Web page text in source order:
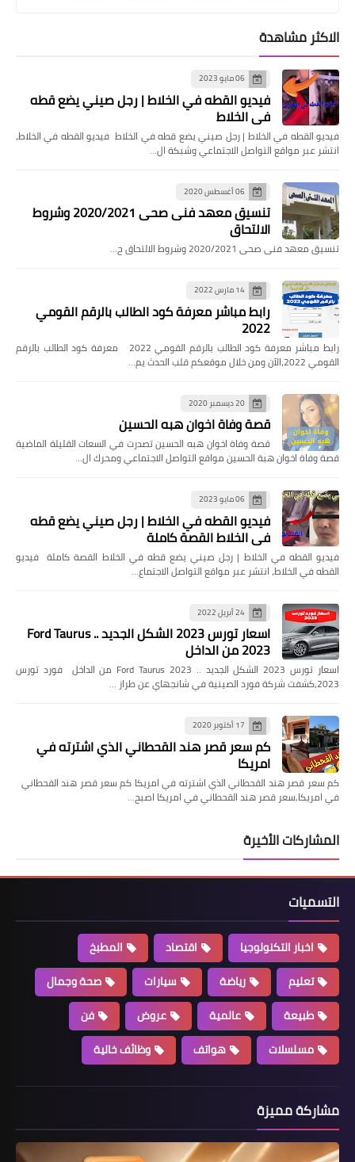
الاكثر مشاهدة
06 مايو 2023
فيديو القطه في الخلاط | رجل صيني يضع قطه
في الخلاط
فيديو القطه في الخلاط | رجل صيني يضع قطه في الخلاط فيديو القطه في الخلاط،
انتشر عبر مواقع التواصل الاجتماعي وشبكة ال…
06 أغسطس 2020
تنسيق معهد فنى صحى 2020/2021 وشروط
الالتحاق
تنسيق معهد فنى صحى 2020/2021 وشروط الالتحاق ح…
14 مارس 2022
رابط مباشر معرفة كود الطالب بالرقم القومي
2022
رابط مباشر معرفة كود الطالب بالرقم القومي 2022 معرفة كود الطالب بالرقم
القومي 2022،الآن ومن خلال موقعكم قلب الحدث يم…
20 ديسمبر 2020
قصة وفاة اخوان هبه الحسين
قصة وفاة اخوان هبه الحسين تصدرت في السعات القليلة الماضية
قصة وفاة اخوان هبة الحسين مواقع التواصل الاجتماعي ومحرك ال…
06 مايو 2023
فيديو القطه في الخلاط | رجل صيني يضع قطه
في الخلاط القصة كاملة
فيديو القطه في الخلاط | رجل صيني يضع قطه في الخلاط القصة كاملة فيديو
القطه في الخلاط، انتشر عبر مواقع التواصل الاجتماع…
24 أبريل 2022
اسعار تورس 2023 الشكل الجديد .. Ford Taurus
2023 من الداخل
اسعار تورس 2023 الشكل الجديد .. Ford Taurus 2023 من الداخل فورد تورس
2023،كشفت شركة فورد الصينية في شانجهاي عن طراز …
17 أكتوبر 2020
كم سعر قصر هند القحطاني الذي اشترته في
امريكا
كم سعر قصر هند القحطاني الذي اشترته في امريكا كم سعر قصر هند القحطاني
في امريكا,سعر قصر هند القحطاني في امريكا اصبح…
المشاركات الأخيرة
التسميات
اخبار التكنولوجيا اقتصاد
المطبخ
تعليم
رياضة سيارات
صحة وجمال
طبيعة
عالمية عروض
فن
مسلسلات
هواتف وظائف خالية
مشاركة مميزة